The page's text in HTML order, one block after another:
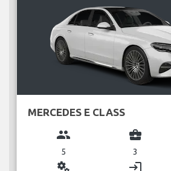
MERCEDES E CLASS
group
5
business_center
3
miscellaneous_services login